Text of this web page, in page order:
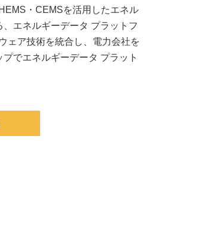
・CEMSを活用したエネル
エネルギーデータ プラットフ
ェア技術を統合し、電力会社を
でエネルギーデータ プラット